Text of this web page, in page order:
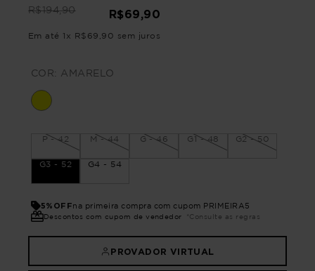
R$194,90 R$69,90
Em até 1 x R$ 69 90 sem juros
COR: AMARELO
P - 42 M - 44 G - 46 G1 - 48 G2 - 50
G3 - 52 G4 - 54
5%OFFna primeira compra com cupom PRIMEIRA5
Descontos com cupom de vendedor *Consulte as regras
PROVADOR VIRTUAL